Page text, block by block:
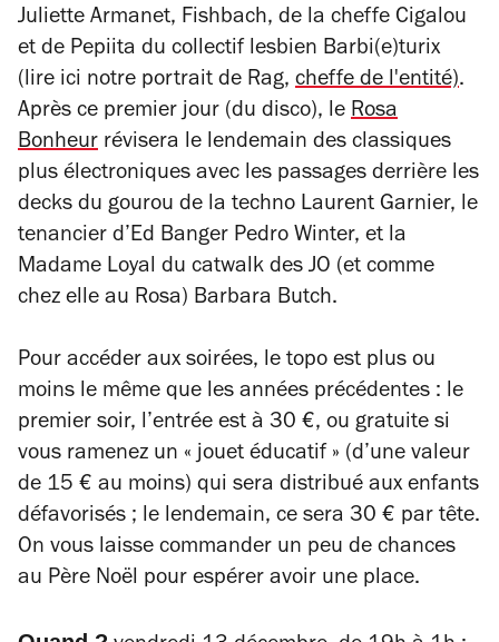
Juliette Armanet, Fishbach, de la cheffe Cigalou
et de Pepiita du collectif lesbien Barbi(e)turix
(lire ici notre portrait de Rag, cheffe de l'entité).
Après ce premier jour (du disco), le Rosa
Bonheur révisera le lendemain des classiques
plus électroniques avec les passages derrière les
decks du gourou de la techno Laurent Garnier, le
tenancier d’Ed Banger Pedro Winter, et la
Madame Loyal du catwalk des JO (et comme
chez elle au Rosa) Barbara Butch.
Pour accéder aux soirées, le topo est plus ou
moins le même que les années précédentes : le
premier soir, l’entrée est à 30 €, ou gratuite si
vous ramenez un « jouet éducatif » (d’une valeur
de 15 € au moins) qui sera distribué aux enfants
défavorisés ; le lendemain, ce sera 30 € par tête.
On vous laisse commander un peu de chances
au Père Noël pour espérer avoir une place.